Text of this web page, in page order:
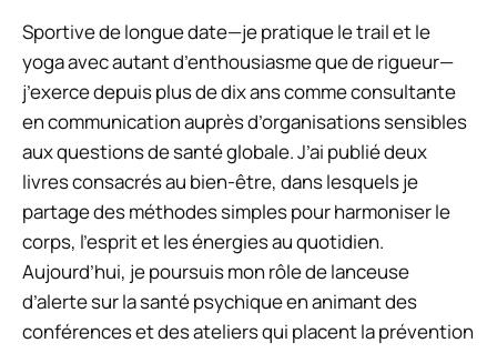
Sportive de longue date—je pratique le trail et le
yoga avec autant d’enthousiasme que de rigueur—
j’exerce depuis plus de dix ans comme consultante
en communication auprès d’organisations sensibles
aux questions de santé globale. J’ai publié deux
livres consacrés au bien-être, dans lesquels je
partage des méthodes simples pour harmoniser le
corps, l’esprit et les énergies au quotidien.
Aujourd’hui, je poursuis mon rôle de lanceuse
d’alerte sur la santé psychique en animant des
conférences et des ateliers qui placent la prévention